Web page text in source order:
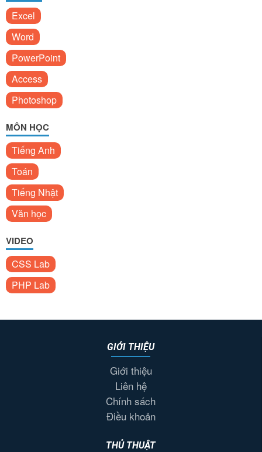
Excel
Word
PowerPoint
Access
Photoshop
MÔN HỌC
Tiếng Anh
Toán
Tiếng Nhật
Văn học
VIDEO
CSS Lab
PHP Lab
GIỚI THIỆU
Giới thiệu
Liên hệ
Chính sách
Điều khoản
THỦ THUẬT